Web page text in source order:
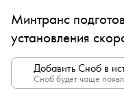
Минтранс
установления
Добавить Сноб в
Сноб будет чаще